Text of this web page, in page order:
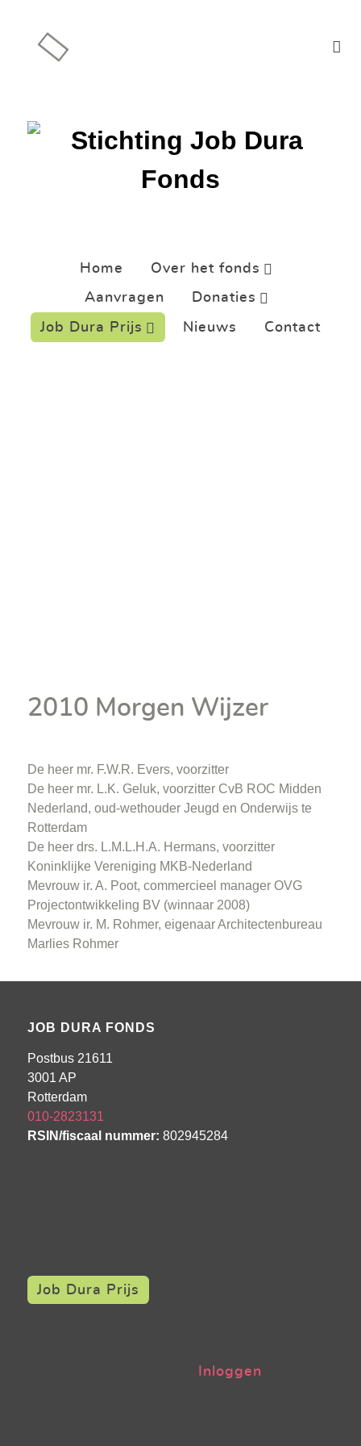
Home
Over het fonds
Aanvragen
Donaties
Job Dura Prijs
Nieuws Contact
2010 Morgen Wijzer
De heer mr. F.W.R. Evers, voorzitter
De heer mr. L.K. Geluk, voorzitter CvB ROC Midden
Nederland, oud-wethouder Jeugd en Onderwijs te
Rotterdam
De heer drs. L.M.L.H.A. Hermans, voorzitter
Koninklijke Vereniging MKB-Nederland
Mevrouw ir. A. Poot, commercieel manager OVG
Projectontwikkeling BV (winnaar 2008)
Mevrouw ir. M. Rohmer, eigenaar Architectenbureau
Marlies Rohmer
JOB DURA FONDS
Postbus 21611
3001 AP
Rotterdam
010-2823131
RSIN/fiscaal nummer: 802945284
Job Dura Prijs
Inloggen